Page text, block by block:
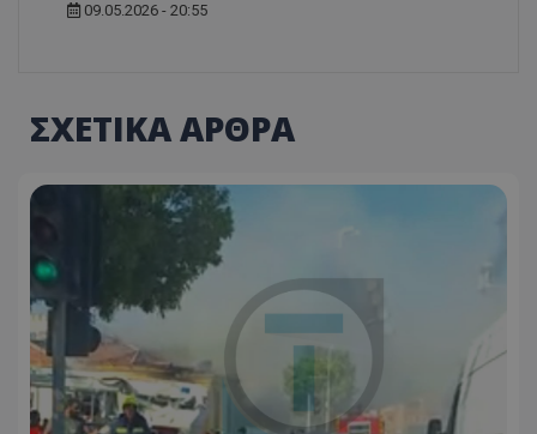
09.05.2026 - 20:55
ΣΧΕΤΙΚΑ ΑΡΘΡΑ